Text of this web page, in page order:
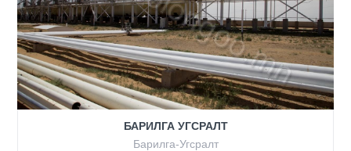
БАРИЛГА УГСРАЛТ
Барилга-Угсралт